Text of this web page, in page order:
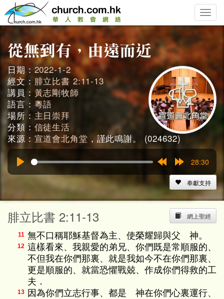
Toggle
日期：2022-1-2
經文：腓立比書 2:11-13
講員： 黃志剛牧師
語言： 粵語
場所： 主日崇拜
分類： 信徒生活
來源： 宣道會北角堂 ，謹此鳴謝。 (024632)
15s
28:30
奉獻支持
網上聖經
腓立比書 2:11-13
11 無不口稱耶穌基督為主、使榮耀歸與父 神。
12 這樣看來、我親愛的弟兄、你們既是常順服的、
不但我在你們那裏、就是我如今不在你們那裏、
更是順服的、就當恐懼戰兢、作成你們得救的工
夫．
13
因為你們立志行事、都是 神在你們心裏運行、